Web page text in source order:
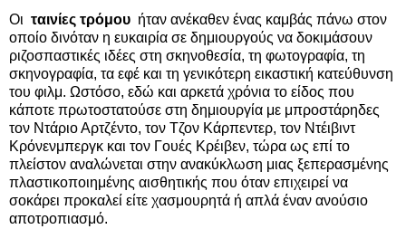
Οι ταινίες τρόμου ήταν ανέκαθεν ένας καμβάς πάνω στον
οποίο δινόταν η ευκαιρία σε δημιουργούς να δοκιμάσουν
ριζοσπαστικές ιδέες στη σκηνοθεσία, τη φωτογραφία, τη
σκηνογραφία, τα εφέ και τη γενικότερη εικαστική κατεύθυνση
του φιλμ. Ωστόσο, εδώ και αρκετά χρόνια το είδος που
κάποτε πρωτοστατούσε στη δημιουργία με μπροστάρηδες
τον Ντάριο Αρτζέντο, τον Τζον Κάρπεντερ, τον Ντέιβιντ
Κρόνενμπεργκ και τον Γουές Κρέιβεν, τώρα ως επί το
πλείστον αναλώνεται στην ανακύκλωση μιας ξεπερασμένης
πλαστικοποιημένης αισθητικής που όταν επιχειρεί να
σοκάρει προκαλεί είτε χασμουρητά ή απλά έναν ανούσιο
αποτροπιασμό.